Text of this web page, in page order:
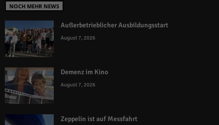
NOCH MEHR NEWS
Außerbetrieblicher Ausbildungsstart
August 7, 2026
Demenz im Kino
August 7, 2026
Zeppelin ist auf Messfahrt